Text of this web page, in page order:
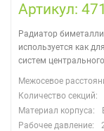
Артикул:
Радиатор
используется как
систем
Межосевое
Количество секций:
Материал корпуса:
Рабочее давление: